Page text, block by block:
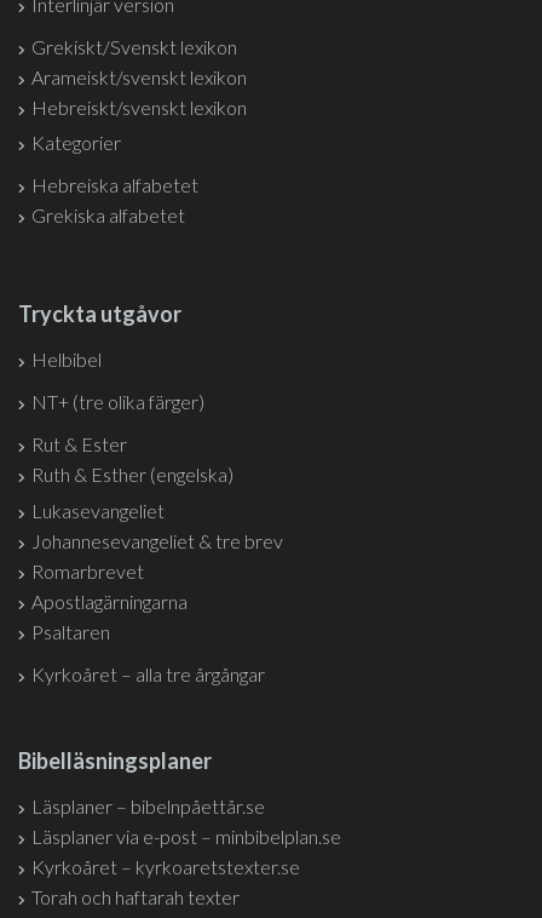
Grekiskt/Svenskt lexikon
Arameiskt/svenskt lexikon
Hebreiskt/svenskt lexikon
Kategorier
Hebreiska alfabetet
Grekiska alfabetet
Tryckta utgåvor
Helbibel
NT+ (tre olika färger)
Rut & Ester
Ruth & Esther (engelska)
Lukasevangeliet
Johannesevangeliet & tre brev
Romarbrevet
Apostlagärningarna
Psaltaren
Kyrkoåret – alla tre årgångar
Bibelläsningsplaner
Läsplaner – bibelnpåettår.se
Läsplaner via e-post – minbibelplan.se
Kyrkoåret – kyrkoaretstexter.se
Torah och haftarah texter